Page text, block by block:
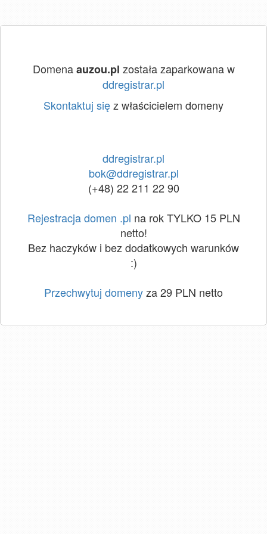
Domenaauzou.pl została zaparkowana w
ddregistrar.pl
Skontaktuj sięz właścicielem domeny
ddregistrar.pl
bok@ddregistrar.pl
(+48) 22 211 22 90
Rejestracja domen .pl na rok TYLKO 15 PLN
netto!
Bez haczyków i bez dodatkowych warunków
:)
Przechwytuj domenyza 29 PLN netto